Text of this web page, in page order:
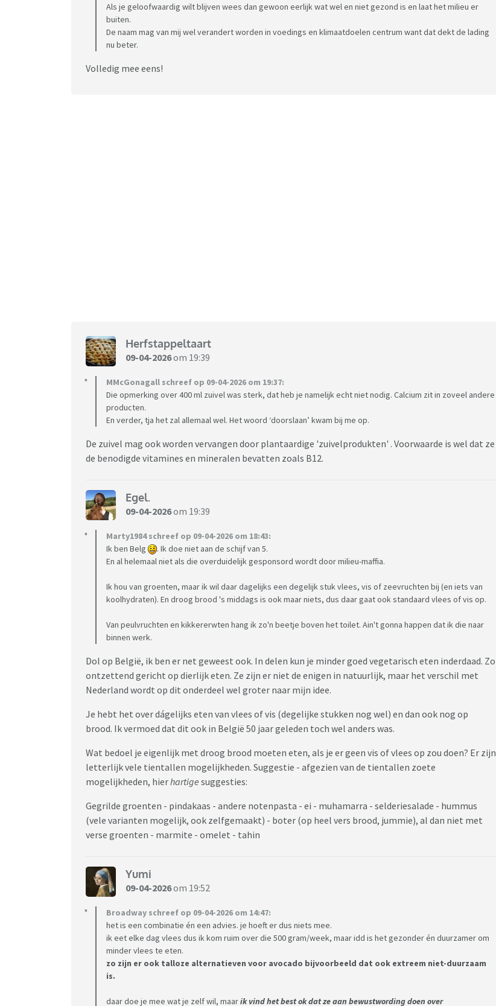
Als je geloofwaardig wilt blijven wees dan gewoon eerlijk wat wel en niet gezond is en laat het milieu er
buiten.
De naam mag van mij wel verandert worden in voedings en klimaatdoelen centrum want dat dekt de lading
nu beter.
Volledig mee eens!
Herfstappeltaart
09-04-2026om 19:39
MMcGonagall schreef op 09-04-2026 om 19:37:
Die opmerking over 400 ml zuivel was sterk, dat heb je namelijk echt niet nodig. Calcium zit in zoveel andere
producten.
En verder, tja het zal allemaal wel. Het woord ‘doorslaan’ kwam bij me op.
De zuivel mag ook worden vervangen door plantaardige 'zuivelprodukten' . Voorwaarde is wel dat ze
de benodigde vitamines en mineralen bevatten zoals B12.
Egel.
09-04-2026om 19:39
Marty1984 schreef op 09-04-2026 om 18:43:
Ik ben Belg
. Ik doe niet aan de schijf van 5.
En al helemaal niet als die overduidelijk gesponsord wordt door milieu-maffia.
Ik hou van groenten, maar ik wil daar dagelijks een degelijk stuk vlees, vis of zeevruchten bij (en iets van
koolhydraten). En droog brood 's middags is ook maar niets, dus daar gaat ook standaard vlees of vis op.
Van peulvruchten en kikkererwten hang ik zo'n beetje boven het toilet. Ain't gonna happen dat ik die naar
binnen werk.
Dol op België, ik ben er net geweest ook. In delen kun je minder goed vegetarisch eten inderdaad. Zo
ontzettend gericht op dierlijk eten. Ze zijn er niet de enigen in natuurlijk, maar het verschil met
Nederland wordt op dit onderdeel wel groter naar mijn idee.
Je hebt het over dágelijks eten van vlees of vis (degelijke stukken nog wel) en dan ook nog op
brood. Ik vermoed dat dit ook in België 50 jaar geleden toch wel anders was.
Wat bedoel je eigenlijk met droog brood moeten eten, als je er geen vis of vlees op zou doen? Er zijn
letterlijk vele tientallen mogelijkheden. Suggestie - afgezien van de tientallen zoete
mogelijkheden, hierhartige suggesties:
Gegrilde groenten - pindakaas - andere notenpasta - ei - muhamarra - selderiesalade - hummus
(vele varianten mogelijk, ook zelfgemaakt) - boter (op heel vers brood, jummie), al dan niet met
verse groenten - marmite - omelet - tahin
Yumi
09-04-2026om 19:52
Broadway schreef op 09-04-2026 om 14:47:
het is een combinatie én een advies. je hoeft er dus niets mee.
ik eet elke dag vlees dus ik kom ruim over die 500 gram/week, maar idd is het gezonder én duurzamer om
minder vlees te eten.
zo zijn er ook talloze alternatieven voor avocado bijvoorbeeld dat ook extreem niet-duurzaam
is.
daar doe je mee wat je zelf wil, maarik vind het best ok dat ze aan bewustwording doen over